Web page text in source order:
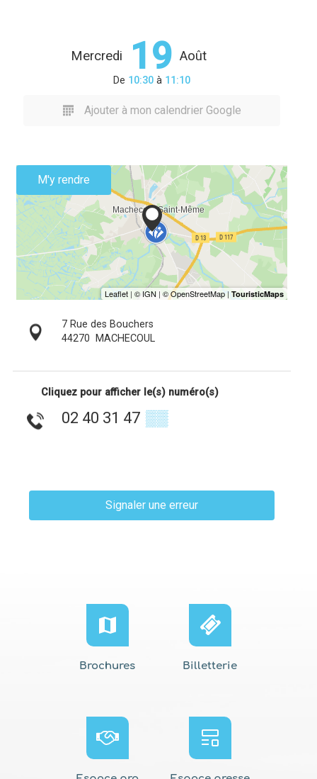
Mercredi 19 Août
De 10:30 à 11:10
Ajouter à mon calendrier Google
M'y rendre
7 Rue des Bouchers
44270
MACHECOUL
Cliquez pour afficher le(s) numéro(s)
02 40 31 47 ▒▒
Signaler une erreur
Brochures Billetterie